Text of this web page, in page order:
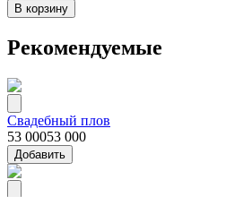
В корзину
Рекомендуемые
Свадебный плов
53 00053 000
Добавить